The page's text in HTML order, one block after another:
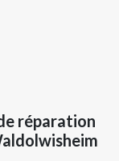
réparation